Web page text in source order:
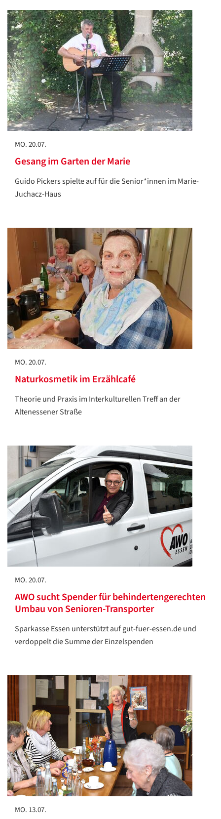
MO. 20.07.
Gesang im Garten der Marie
Guido Pickers spielte auf für die Senior*innen im Marie-
Juchacz-Haus
MO. 20.07.
Naturkosmetik im Erzählcafé
Theorie und Praxis im Interkulturellen Treff an der
Altenessener Straße
MO. 20.07.
AWO sucht Spender für behindertengerechten
Umbau von Senioren-Transporter
Sparkasse Essen unterstützt auf gut-fuer-essen.de und
verdoppelt die Summe der Einzelspenden
MO. 13.07.
Datenschutzerklärung
Datenschutzerklärung
Google
Datenschutzerklärung
Übersetzen
/